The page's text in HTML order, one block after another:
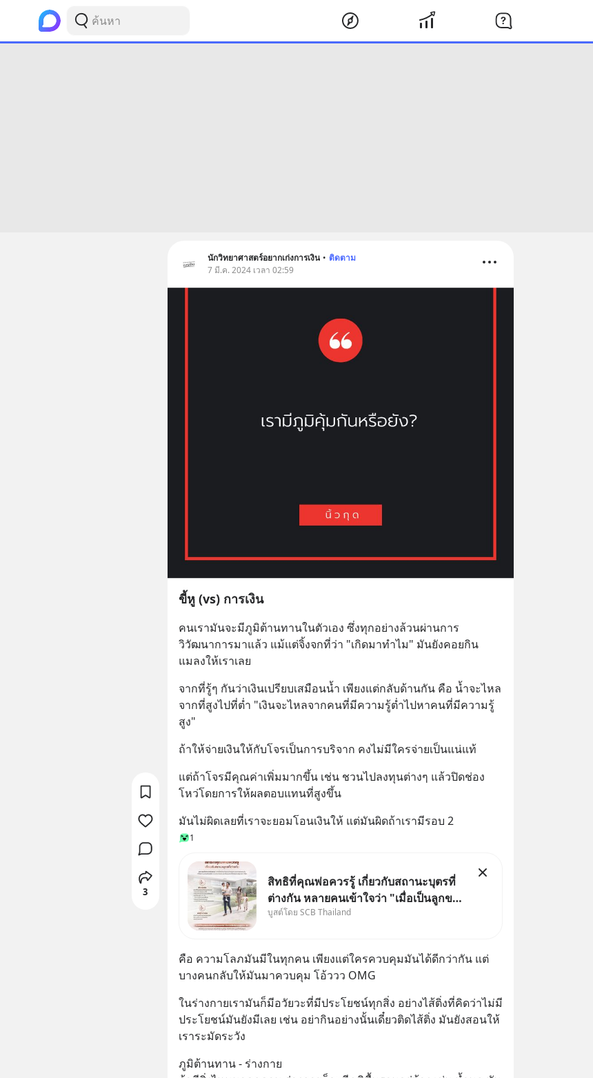
นักวิทยาศาสตร์อยากเก่งการเงิน • ติดตาม
7 มี.ค. 2024 เวลา 02:59
ขี้หู (vs) การเงิน
คนเรามันจะมีภูมิต้านทานในตัวเอง ซึ่งทุกอย่างล้วนผ่านการ
วิวัฒนาการมาแล้ว แม้แต่จิ้งจกที่ว่า "เกิดมาทำไม" มันยังคอยกิน
แมลงให้เราเลย
จากที่รู้ๆ กันว่าเงินเปรียบเสมือนน้ำ เพียงแต่กลับด้านกัน คือ น้ำจะไหล
จากที่สูงไปที่ต่ำ "เงินจะไหลจากคนที่มีความรู้ต่ำไปหาคนที่มีความรู้
สูง"
ถ้าให้จ่ายเงินให้กับโจรเป็นการบริจาก คงไม่มีใครจ่ายเป็นแน่แท้
แต่ถ้าโจรมีคุณค่าเพิ่มมากขึ้น เช่น ชวนไปลงทุนต่างๆ แล้วปิดช่อง
โหว่โดยการให้ผลตอบแทนที่สูงขึ้น
มันไม่ผิดเลยที่เราจะยอมโอนเงินให้ แต่มันผิดถ้าเรามีรอบ 2
1
สิทธิที่คุณพ่อควรรู้ เกี่ยวกับสถานะบุตรที่
ต่างกัน หลายคนเข้าใจว่า "เมื่อเป็นลูกของ
พ่อและแม่ ก็ย่อมเป็นบุตรชอบด้วย
บูสต์โดย SCB Thailand
คือ ความโลภมันมีในทุกคน เพียงแต่ใครควบคุมมันได้ดีกว่ากัน แต่
บางคนกลับให้มันมาควบคุม โอ้ววว OMG
ในร่างกายเรามันก็มีอวัยวะที่มีประโยชน์ทุกสิ่ง อย่างไส้ติ่งที่คิดว่าไม่มี
ประโยชน์มันยังมีเลย เช่น อย่ากินอย่างนั้นเดี๋ยวติดไส้ติ่ง มันยังสอนให้
เราระมัดระวัง
ภูมิต้านทาน - ร่างกาย
3